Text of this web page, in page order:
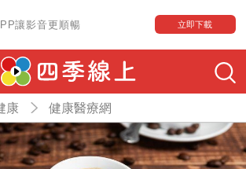
讓影音更順暢 立即下載
康 健康醫療網